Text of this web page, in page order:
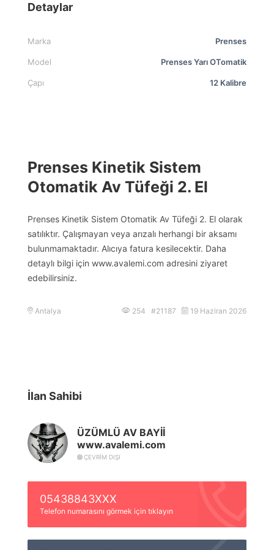
Detaylar
Marka Prenses
Model Prenses Yarı OTomatik
Çapı 12 Kalibre
Prenses Kinetik Sistem
Otomatik Av Tüfeği 2. El
Prenses Kinetik Sistem Otomatik Av Tüfeği 2. El olarak
satılıktır. Çalışmayan veya arızalı herhangi bir aksamı
bulunmamaktadır. Alıcıya fatura kesilecektir. Daha
detaylı bilgi için www.avalemi.com adresini ziyaret
edebilirsiniz.
Antalya 254 #21187 19 Haziran 2026
İlan Sahibi
ÜZÜMLÜ AV BAYİİ
www.avalemi.com
ÇEVRIM DIŞI
05438843XXX
Telefon numarasını görmek için tıklayın